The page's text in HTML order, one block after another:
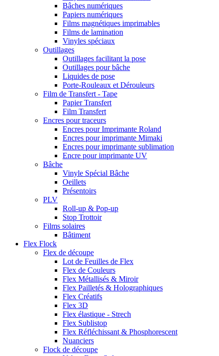
Bâches numériques
Papiers numériques
Films magnétiques imprimables
Films de lamination
Vinyles spéciaux
Outillages
Outillages facilitant la pose
Outillages pour bâche
Liquides de pose
Porte-Rouleaux et Dérouleurs
Film de Transfert - Tape
Papier Transfert
Film Transfert
Encres pour traceurs
Encres pour Imprimante Roland
Encres pour imprimante Mimaki
Encres pour imprimante sublimation
Encre pour imprimante UV
Bâche
Vinyle Spécial Bâche
Oeillets
Présentoirs
PLV
Roll-up & Pop-up
Stop Trottoir
Films solaires
Bâtiment
Flex Flock
Flex de découpe
Lot de Feuilles de Flex
Flex de Couleurs
Flex Métallisés & Miroir
Flex Pailletés & Holographiques
Flex Créatifs
Flex 3D
Flex élastique - Strech
Flex Sublistop
Flex Réfléchissant & Phosphorescent
Nuanciers
Flock de découpe